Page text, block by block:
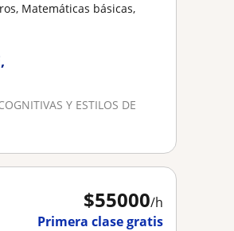
Matemáticas básicas,
Y ESTILOS DE
$55000/h
Primera clase gratis